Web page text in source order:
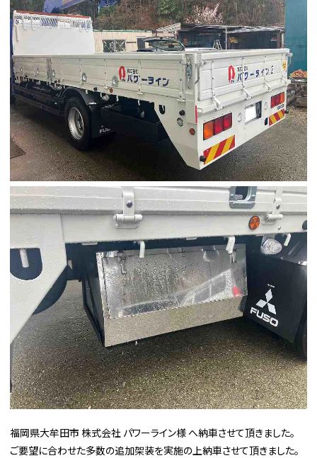
福岡県大牟田市 株式会社 パワーライン様 へ納車させて頂きました。
ご要望に合わせた多数の追加架装を実施の上納車させて頂きました。